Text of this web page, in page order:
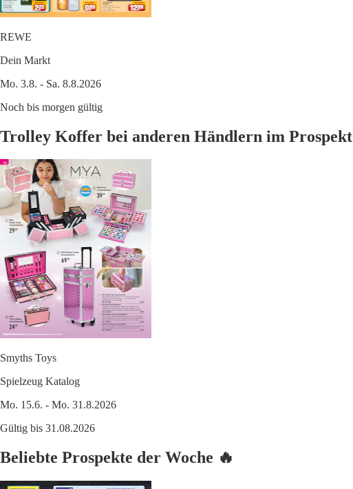
REWE
Dein Markt
Mo. 3.8. - Sa. 8.8.2026
Noch bis morgen gültig
Trolley Koffer bei anderen Händlern im Prospekt
Smyths Toys
Spielzeug Katalog
Mo. 15.6. - Mo. 31.8.2026
Gültig bis 31.08.2026
Beliebte Prospekte der Woche 🔥